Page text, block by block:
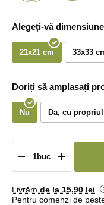
Alegeți-vă
21x21 cm 33x33
Doriți să amplasați
Nu Da, cu
Livrăm de la 15,90 lei
Pentru comenzi de